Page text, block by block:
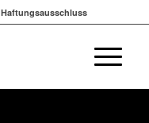
Haftungsausschluss